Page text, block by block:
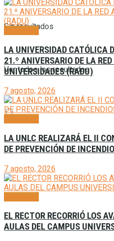
Sin resultados
Ver todos los resultados
LA UNIVERSIDAD CATÓLICA
21.º ANIVERSARIO DE LA
UNIVERSIDADES (RADU)
7 agosto, 2026
LA UNLC REALIZARÁ EL II
DE PREVENCIÓN DE
7 agosto, 2026
EL RECTOR RECORRIÓ LOS
AULAS DEL CAMPUS